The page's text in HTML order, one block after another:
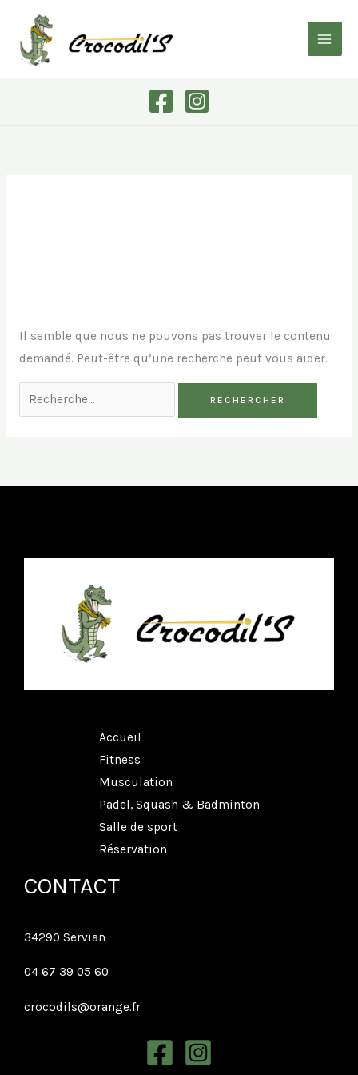
contenu
Il semble que nous ne pouvons pas trouver le contenu
demandé. Peut-être qu’une recherche peut vous aider.
Accueil
Fitness
Musculation
Padel, Squash & Badminton
Salle de sport
Réservation
CONTACT
34290 Servian
04 67 39 05 60
crocodils@orange.fr